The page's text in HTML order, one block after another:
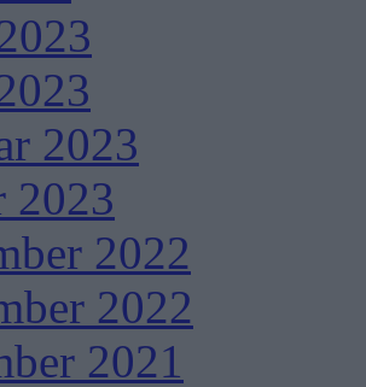
2023
2023
2022
2022
2021